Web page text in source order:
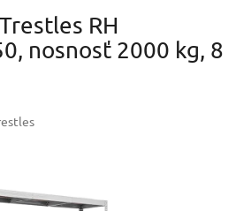
RH
nosnosť 2000 kg, 8